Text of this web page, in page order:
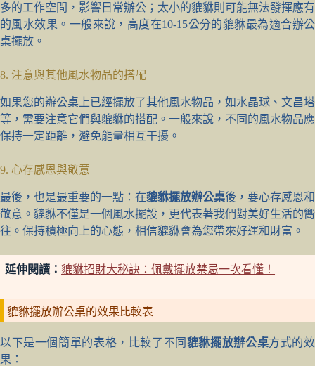
多的工作空間，影響日常辦公；太小的貔貅則可能無法發揮應有
的風水效果。一般來說，高度在10-15公分的貔貅最為適合辦公
桌擺放。
8. 注意與其他風水物品的搭配
如果您的辦公桌上已經擺放了其他風水物品，如水晶球、文昌塔
等，需要注意它們與貔貅的搭配。一般來說，不同的風水物品應
保持一定距離，避免能量相互干擾。
9. 心存感恩與敬意
最後，也是最重要的一點：在貔貅擺放辦公桌後，要心存感恩和
敬意。貔貅不僅是一個風水擺設，更代表著我們對美好生活的嚮
往。保持積極向上的心態，相信貔貅會為您帶來好運和財富。
延伸閱讀：貔貅招財大秘訣：佩戴擺放禁忌一次看懂！
貔貅擺放辦公桌的效果比較表
以下是一個簡單的表格，比較了不同 貔貅擺放辦公桌方式的效
果：